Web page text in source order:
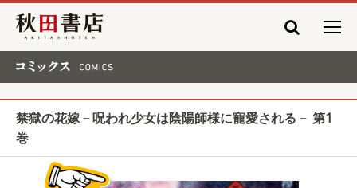
秋田書店
禁獄の花嫁－呪われ少女は陰陽師様に寵愛される－ 第1
巻